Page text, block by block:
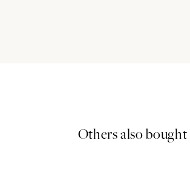
Others also bought